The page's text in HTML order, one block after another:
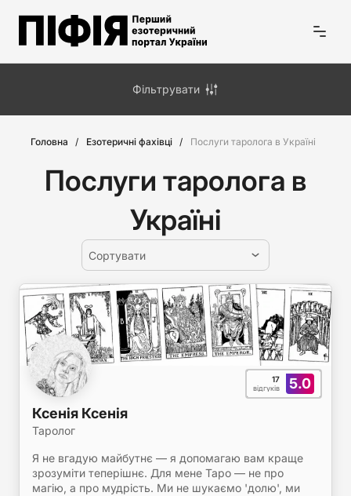
Головна Езотеричні фахівці Послуги таролога в Україні
Послуги таролога в
Україні
Сортувати
5.0
17
відгуків
Ксенія Ксенія
Таролог
Я не вгадую майбутнє — я допомагаю вам краще
зрозуміти теперішнє. Для мене Таро — не про
магію, а про мудрість. Ми не шукаємо 'долю', ми
Фільтрувати